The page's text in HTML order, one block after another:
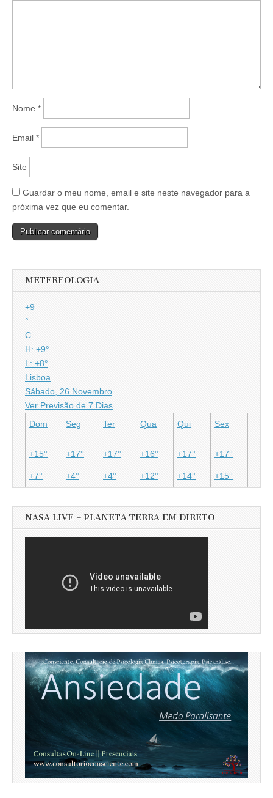
Nome *
Email *
Site
Guardar o meu nome, email e site neste navegador para a
próxima vez que eu comentar.
METEREOLOGIA
+9
°
C
H: +9°
L: +8°
Lisboa
Sábado, 26 Novembro
Ver Previsão de 7 Dias
Dom
Seg Ter Qua Qui Sex
+15° +17° +17° +16° +17° +17°
+7° +4° +4° +12° +14° +15°
NASA LIVE – PLANETA TERRA EM DIRETO